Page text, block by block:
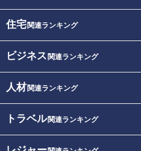
住宅関連ランキング
ビジネス 関連ランキング
人材関連ランキング
トラベル関連ランキング